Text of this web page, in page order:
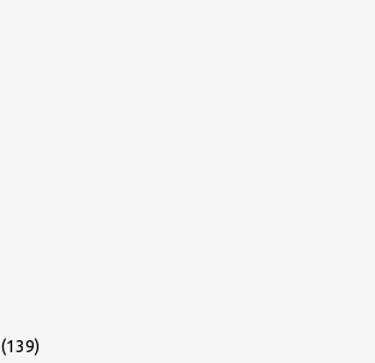
(139)